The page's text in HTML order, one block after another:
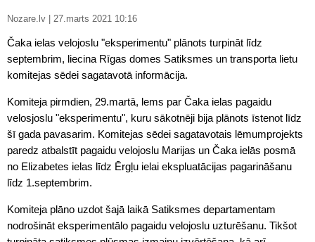
Nozare.lv | 27.marts 2021 10:16
Čaka ielas velojoslu "eksperimentu" plānots turpināt līdz
septembrim, liecina Rīgas domes Satiksmes un transporta lietu
komitejas sēdei sagatavotā informācija.
Komiteja pirmdien, 29.martā, lems par Čaka ielas pagaidu
velosjoslu "eksperimentu", kuru sākotnēji bija plānots īstenot līdz
šī gada pavasarim. Komitejas sēdei sagatavotais lēmumprojekts
paredz atbalstīt pagaidu velojoslu Marijas un Čaka ielās posmā
no Elizabetes ielas līdz Ērgļu ielai ekspluatācijas pagarināšanu
līdz 1.septembrim.
Komiteja plāno uzdot šajā laikā Satiksmes departamentam
nodrošināt eksperimentālo pagaidu velojoslu uzturēšanu. Tikšot